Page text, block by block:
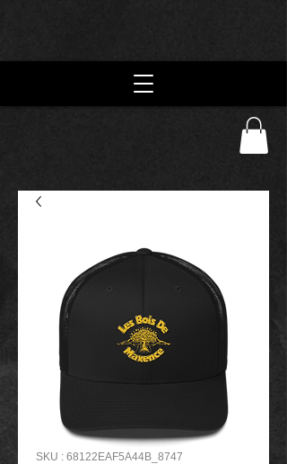
SKU : 68122EAF5A44B_8747